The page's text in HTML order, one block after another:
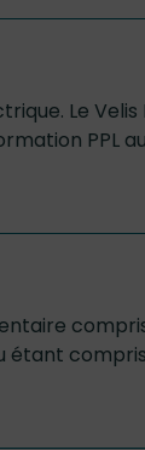
Le
PPL
étant